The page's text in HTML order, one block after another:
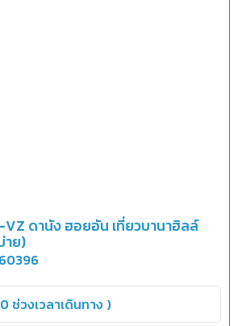
ดานัง ฮอยอัน เที่ยวบานาฮิลล์
าย)
ช่วงเวลาเดินทาง )